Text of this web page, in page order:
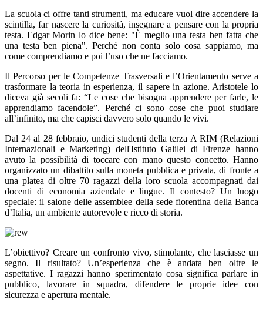
La scuola ci offre tanti strumenti, ma educare vuol dire accendere la
scintilla, far nascere la curiosità, insegnare a pensare con la propria
testa. Edgar Morin lo dice bene: "È meglio una testa ben fatta che
una testa ben piena". Perché non conta solo cosa sappiamo, ma
come comprendiamo e poi l’uso che ne facciamo.
Il Percorso per le Competenze Trasversali e l’Orientamento serve a
trasformare la teoria in esperienza, il sapere in azione. Aristotele lo
diceva già secoli fa: “Le cose che bisogna apprendere per farle, le
apprendiamo facendole”. Perché ci sono cose che puoi studiare
all’infinito, ma che capisci davvero solo quando le vivi.
Dal 24 al 28 febbraio, undici studenti della terza A RIM (Relazioni
Internazionali e Marketing) dell'Istituto Galilei di Firenze hanno
avuto la possibilità di toccare con mano questo concetto. Hanno
organizzato un dibattito sulla moneta pubblica e privata, di fronte a
una platea di oltre 70 ragazzi della loro scuola accompagnati dai
docenti di economia aziendale e lingue. Il contesto? Un luogo
speciale: il salone delle assemblee della sede fiorentina della Banca
d’Italia, un ambiente autorevole e ricco di storia.
L’obiettivo? Creare un confronto vivo, stimolante, che lasciasse un
segno. Il risultato? Un’esperienza che è andata ben oltre le
aspettative. I ragazzi hanno sperimentato cosa significa parlare in
pubblico, lavorare in squadra, difendere le proprie idee con
sicurezza e apertura mentale.